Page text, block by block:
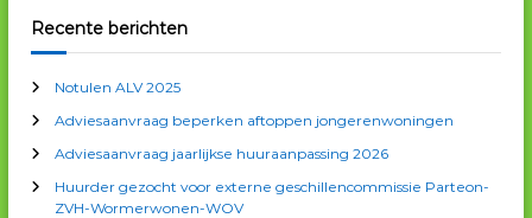
k
e
n
a
a
:
Recente berichten
Notulen ALV 2025
Adviesaanvraag beperken aftoppen jongerenwoningen
Adviesaanvraag jaarlijkse huuraanpassing 2026
Huurder gezocht voor externe geschillencommissie Parteon-
ZVH-Wormerwonen-WOV